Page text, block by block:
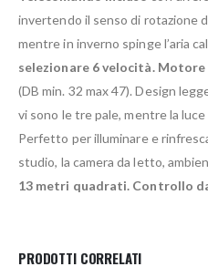
invertendo il senso di rotazione
mentre in inverno spinge l’aria
selezionare 6 velocità. Motore
(DB min. 32 max 47). Design
vi sono le tre pale, mentre la
Perfetto per illuminare e
studio, la camera da letto,
13 metri quadrati. Controllo
PRODOTTI CORRELATI